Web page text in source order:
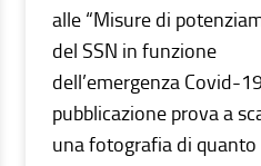
alle “Misure di
del SSN in funzione
dell’emergenza Covid-
pubblicazione prova a
una fotografia di quanto